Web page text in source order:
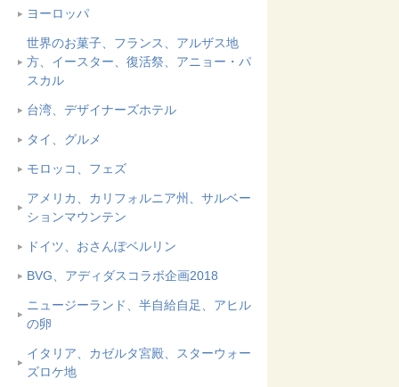
ヨーロッパ
世界のお菓子、フランス、アルザス地
方、イースター、復活祭、アニョー・パ
スカル
台湾、デザイナーズホテル
タイ、グルメ
モロッコ、フェズ
アメリカ、カリフォルニア州、サルベー
ションマウンテン
ドイツ、おさんぽベルリン
BVG、アディダスコラボ企画2018
ニュージーランド、半自給自足、アヒル
の卵
イタリア、カゼルタ宮殿、スターウォー
ズロケ地